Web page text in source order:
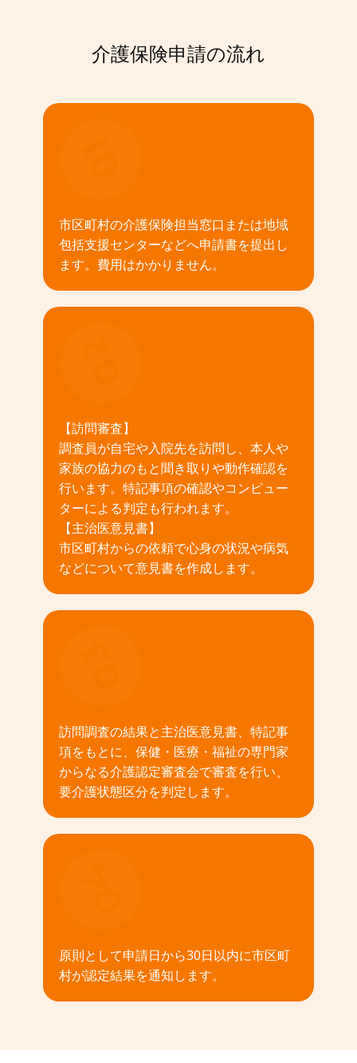
介護保険申請の流れ
市区町村の介護保険担当窓口または地域
包括支援センターなどへ申請書を提出し
ます。費用はかかりません。
【訪問審査】
調査員が自宅や入院先を訪問し、本人や
家族の協力のもと聞き取りや動作確認を
行います。特記事項の確認やコンピュー
ターによる判定も行われます。
【主治医意見書】
市区町村からの依頼で心身の状況や病気
などについて意見書を作成します。
訪問調査の結果と主治医意見書、特記事
項をもとに、保健・医療・福祉の専門家
からなる介護認定審査会で審査を行い、
要介護状態区分を判定します。
原則として申請日から30日以内に市区町
村が認定結果を通知します。